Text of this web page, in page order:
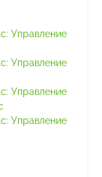
Управление
Управление
Управление
Управление